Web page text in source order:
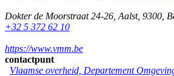
Dokter de Moorstraat 24-26 Aalst, 9300
+32 5 372 62 10
https://www.vmm.be
contactpunt
Vlaamse overheid, Departement